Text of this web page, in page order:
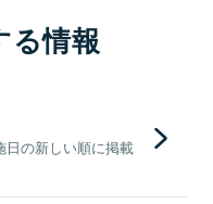
る情報
日の新しい順に掲載